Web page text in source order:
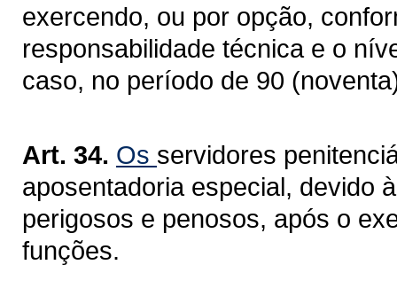
exercendo, ou por opção,
responsabilidade técnica e o
caso, no período de 90
Art. 34. Os servidores
aposentadoria especial, devido
perigosos e penosos, após o
funções.